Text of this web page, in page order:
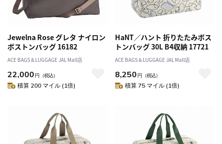
Jewelna Rose グレタ ナイロン
ボストンバッグ 16182
ACE BAGS＆LUGGAGE JAL Mall店
22,000 円 （税込）
積算 200 マイル (1倍)
HaNT／ハント 折りたたみボス
トンバッグ 30L B4収納 17721
ACE BAGS＆LUGGAGE JAL Mall店
8,250 円 （税込）
積算 75 マイル (1倍)